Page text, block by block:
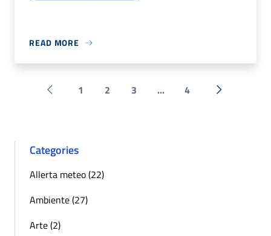
READ MORE
Pagina precedente
1 2 3 ... 4 Next »
Categories
Allerta meteo (22)
Ambiente (27)
Arte (2)